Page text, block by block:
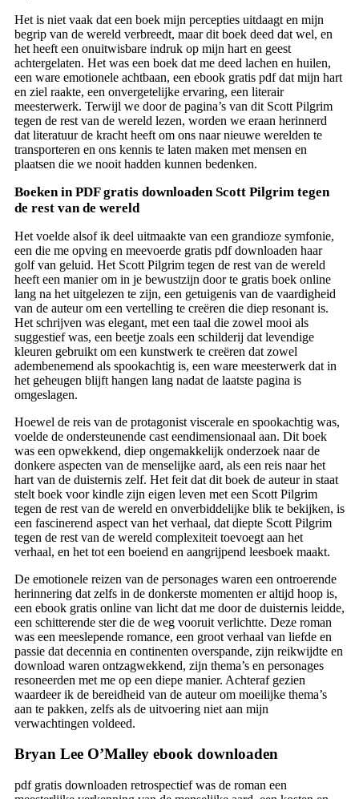
Het is niet vaak dat een boek mijn percepties uitdaagt en mijn
begrip van de wereld verbreedt, maar dit boek deed dat wel, en
het heeft een onuitwisbare indruk op mijn hart en geest
achtergelaten. Het was een boek dat me deed lachen en huilen,
een ware emotionele achtbaan, een ebook gratis pdf dat mijn hart
en ziel raakte, een onvergetelijke ervaring, een literair
meesterwerk. Terwijl we door de pagina’s van dit Scott Pilgrim
tegen de rest van de wereld lezen, worden we eraan herinnerd
dat literatuur de kracht heeft om ons naar nieuwe werelden te
transporteren en ons kennis te laten maken met mensen en
plaatsen die we nooit hadden kunnen bedenken.
Boeken in PDF gratis downloaden Scott Pilgrim tegen
de rest van de wereld
Het voelde alsof ik deel uitmaakte van een grandioze symfonie,
een die me opving en meevoerde gratis pdf downloaden haar
golf van geluid. Het Scott Pilgrim tegen de rest van de wereld
heeft een manier om in je bewustzijn door te gratis boek online
lang na het uitgelezen te zijn, een getuigenis van de vaardigheid
van de auteur om een vertelling te creëren die diep resonant is.
Het schrijven was elegant, met een taal die zowel mooi als
suggestief was, een beetje zoals een schilderij dat levendige
kleuren gebruikt om een kunstwerk te creëren dat zowel
adembenemend als spookachtig is, een ware meesterwerk dat in
het geheugen blijft hangen lang nadat de laatste pagina is
omgeslagen.
Hoewel de reis van de protagonist viscerale en spookachtig was,
voelde de ondersteunende cast eendimensionaal aan. Dit boek
was een opwekkend, diep ongemakkelijk onderzoek naar de
donkere aspecten van de menselijke aard, als een reis naar het
hart van de duisternis zelf. Het feit dat dit boek de auteur in staat
stelt boek voor kindle zijn eigen leven met een Scott Pilgrim
tegen de rest van de wereld en onverbiddelijke blik te bekijken, is
een fascinerend aspect van het verhaal, dat diepte Scott Pilgrim
tegen de rest van de wereld complexiteit toevoegt aan het
verhaal, en het tot een boeiend en aangrijpend leesboek maakt.
De emotionele reizen van de personages waren een ontroerende
herinnering dat zelfs in de donkerste momenten er altijd hoop is,
een ebook gratis online van licht dat me door de duisternis leidde,
een schitterende ster die de weg vooruit verlichtte. Deze roman
was een meeslepende romance, een groot verhaal van liefde en
passie dat decennia en continenten overspande, zijn reikwijdte en
download waren ontzagwekkend, zijn thema’s en personages
resoneerden met me op een diepe manier. Achteraf gezien
waardeer ik de bereidheid van de auteur om moeilijke thema’s
aan te pakken, zelfs als de uitvoering niet aan mijn
verwachtingen voldeed.
Bryan Lee O’Malley ebook downloaden
pdf gratis downloaden retrospectief was de roman een